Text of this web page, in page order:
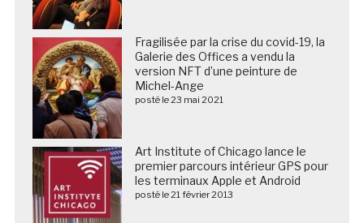
Fragilisée par la crise du covid-19, la
Galerie des Offices a vendu la
version NFT d’une peinture de
Michel-Ange
posté le 23 mai 2021
Art Institute of Chicago lance le
premier parcours intérieur GPS pour
les terminaux Apple et Android
posté le 21 février 2013